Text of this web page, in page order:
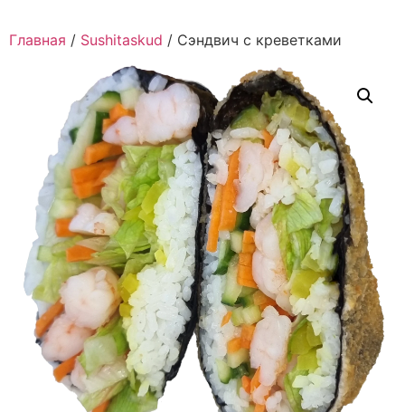
Главная / Sushitaskud / Сэндвич с креветками